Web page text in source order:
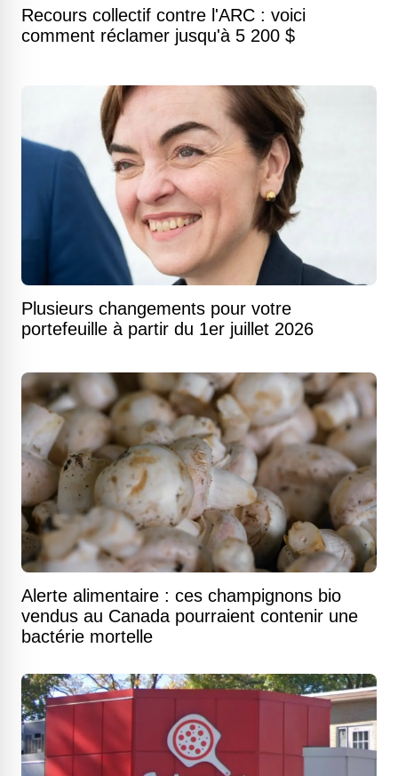
Recours collectif contre l'ARC : voici
comment réclamer jusqu'à 5 200 $
Plusieurs changements pour votre
portefeuille à partir du 1er juillet 2026
Alerte alimentaire : ces champignons bio
vendus au Canada pourraient contenir une
bactérie mortelle